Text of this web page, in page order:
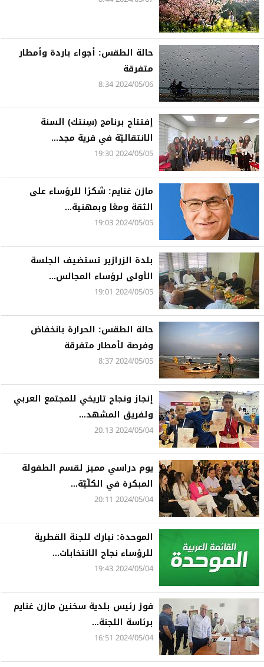
حالة الطقس: أجواء باردة وأمطار
متفرقة
2024/05/06 8:34
إفتتاح برنامج (سِنتك) السنة
الانتقاليّة في قرية مجد...
2024/05/05 19:30
مازن غنايم: شكرًا للرؤساء على
الثقة ومعًا وبمهنية...
2024/05/05 19:03
بلدة الزرازير تستضيف الجلسة
الأولى لرؤساء المجالس...
2024/05/05 19:01
حالة الطقس: الحرارة بانخفاض
وفرصة لأمطار متفرقة
2024/05/05 8:37
إنجاز ونجاح تاريخي للمجتمع العربي
ولفريق المشهد...
2024/05/04 20:13
يوم دراسي مميز لقسم الطفولة
المبكرة في الكلّيّة...
2024/05/04 20:11
الموحدة: نبارك للجنة القطرية
للرؤساء نجاح الانتخابات...
2024/05/04 19:43
فوز رئيس بلدية سخنين مازن غنايم
برئاسة اللجنة...
2024/05/04 16:51